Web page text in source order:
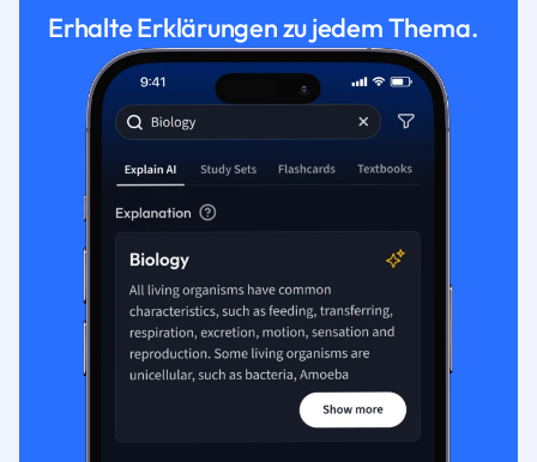
Erhalte Erklärungen zu jedem Thema.